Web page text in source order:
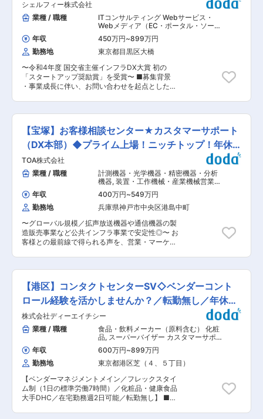
ンは、クライアント対応、病院スタッフのマネジ
メントなど、人とのコミュニケーションが多く発
生する業務内容です。個人での業務よりも、チー
ムで目標を達成することや課題に対応すること
に、やりがいや達成感を覚える方を歓迎いたしま
す。全社員がより働きやすい職場環境の実現を目
指し、一丸となって取り組んでおります。ぜひそ
の一員として、私たちと一緒に取り組んでいただ
けますと幸いです。を支える、そんな「誇りある
ついて： 当社は以下領域で全国30,000名以上の
社員が活躍しています。 医療事業：受付、会計、
自立支援と地域トータルケアを理念とした施設運
営 こども事業：東京都中心に66か所の認可保育
園等を運営 変更の範囲：会社の定める業務
や、人員最適化の検討と提案 ・契約更新手続き、
条件交渉 ◆医療事務スタッフのマネジメント 受
託先医療機関で働くスタッフが安心して働ける環
境を整え、現場のマネージャーと一緒にサービス
クオリティの向上に努めます。 ・現場責任者（病
院マネージャー、リーダー）のサポートと育成 ・
面談、部署ミーティング等による適切な人員配置
の調整/実行 ・労務管理、モチベーション管理、
定着率向上施策の実施 ◆収支・運営管理 ・担当
案件の売上・コスト管理 ・IT・DX活用による人
件費最適化や運用改善の検討・提案 ・医療法規や
管理（受付、会計、診療報酬請求（レセプト）、
電子カルテ管理等） ・トラブル・クレーム発生時
のエスカレーション対応 ・新規受託案件の立ち上
げ支援、プロセス管理 ■所属長より 本ポジショ
ンは、クライアント対応、病院スタッフのマネジ
メントなど、人とのコミュニケーションが多く発
生する業務内容です。個人での業務よりも、チー
ムで目標を達成することや課題に対応すること
に、やりがいや達成感を覚える方を歓迎いたしま
す。全社員がより働きやすい職場環境の実現を目
指し、一丸となって取り組んでおります。ぜひそ
の一員として、私たちと一緒に取り組んでいただ
けますと幸いです。を支える、そんな「誇りある
ついて： 当社は以下領域で全国30,000名以上の
社員が活躍しています。 医療事業：受付、会計、
自立支援と地域トータルケアを理念とした施設運
営 こども事業：東京都中心に66か所の認可保育
園等を運営 変更の範囲：会社の定める業務
社
シェルフィー株式会社
業種 / 職種
ITコンサルティング Webサービス・
Webメディア（EC・ポータル・ソーシ
ャル）, テクニカルサポート・カスタマ
ーサポート（IT製品） カスタマーサポ
ート・ユーザーサポート・オペレータ
年収 450万円~899万円
勤務地
東京都目黒区大橋
〜令和4年度 国交省主催インフラDX大賞 初の
「スタートアップ奨励賞」を受賞〜 ■募集背景
・事業成長に伴い、お問い合わせを起点としたユ
決できないお問い合わせもいただいており、プロ
ダクトや業界知識を活かしたカスタマーサポート
が、今後もユーザーの自律自走の後押しとなりま
す。 ・プロダクトとカスタマーサポートの両輪を
理解したうえで、お客様体験の向上を常に追求
し、一緒に前進してくれる人を求めています ■ミ
ッション ・お客様に快適に当社のシステムをご利
用頂けるお手伝いをする事で、当社が最も重視す
る「お客様自身が自律自走できる状況を作り出
し、顧客満足度を高める事」を目的とした業務で
す。 ・また、お客様への応対業務だけで完結する
のではなく、お客様のお声を分かりやすい資料や
コンテンツへと反映し、当社製品へのご意見を社
内プロダクトチームと連携して、サービス品質の
更なる向上に繋げる事を期待しております。 ■業
務内容 ■ユーザーサポート（チャット・電話・メ
じてスピーディかつ丁寧に問題解決を行います。
例：ログイン不具合の対応、操作方法の案内、各
種申請のサポート など ■サービス課題の分析・
改善提案 日々寄せられるユーザーの声やデータか
ら、ユーザーが本当に求めている体験に近づける
ための改善を提案していただきます。 ■他部署と
の連携による顧客体験の向上 エンジニア、セール
ス、カスタマーサクセスなどと密にコミュニケー
ションを取り、顧客体験をより良くするための仕
様調整や改善プロジェクトを推進します。 ■チー
ムの仕組み化・運用設計 サポート品質向上や業務
効率化に向けて、マニュアル整備、オペレーショ
ン設計、改善施策の企画〜検証までを担います。
で、チーム全体の生産性向上に貢献できます。 ■
【宝塚】お客様相談センター★カスタマーサポート
（DX本部）◆プライム上場！ニッチトップ！年休
127日
TOA株式会社
業種 / 職種
計測機器・光学機器・精密機器・分析
機器, 装置・工作機械・産業機械営業
（国内） カスタマーサポート・ユーザ
ーサポート・オペレータ
年収 400万円~549万円
勤務地
兵庫県神戸市中央区港島中町
〜グローバル規模／拡声放送機器や通信機器の製
造販売事業など公共インフラ事業で安定性◎〜 お
客様との最前線で得られる声を、営業・マーケテ
活用を担当いただきます。 ■業務内容： ・お客
様相談センターにおける受電応対業務／メール対
応 ・コールセンター業務全般（お問い合わせ対
応、一次切り分け 等） ・CRMを用いた顧客情報
および対応履歴の登録・管理 ・FAQなど顧客向け
コンテンツの作成・更新・メンテナンス ・お客様
の声（VOC）の整理、関係部門への共有 ※業務の
習熟後は、 ・応対フローやFAQの改善 ・業務効
率化に向けたデジタルツール活用 ・後輩育成やチ
ーム運営のサポート など、担当領域を広げていた
だくことを想定しています。 ★コール業務の詳細
★ 受電件数：1日あたり10〜15件程度 問い合わせ
元：TOAの取引先（学校、建設関連会社、警備会
社、管理会社 等） ※BtoBの問い合わせが中心で
す ＜主な問い合わせ内容＞ 仕様・機器の組み合
わせに関する問い合わせ：49％ 操作／設定方法
【港区】コンタクトセンターSV◇ベンダーコント
ロール経験を活かしませんか？／転勤無し／年休
122日
株式会社ディーエイチシー
業種 / 職種
食品・飲料メーカー（原料含む） 化粧
品, スーパーバイザー カスタマーサポ
ート・ユーザーサポート・オペレータ
年収 600万円~899万円
勤務地
東京都港区芝（４、５丁目）
【ベンダーマネジメントメイン／フレックスタイ
ム制（1日の標準労働7時間）／化粧品・健康食品
大手DHC／在宅勤務週2日可能／転勤無し】 ■募